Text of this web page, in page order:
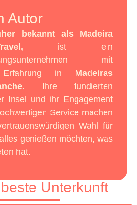
Autor
bekannt als Madeira
ist ein
mit
Erfahrung in Madeiras
. Ihre fundierten
Insel und ihr Engagement
Service machen
Wahl für
genießen möchten, was
hat.
Unterkunft